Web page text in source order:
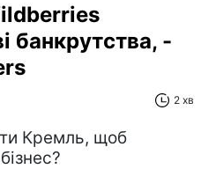
банкрутства, -
2 хв
Кремль, щоб